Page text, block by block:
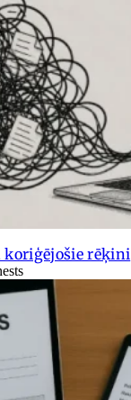
koriģējošie rēķini